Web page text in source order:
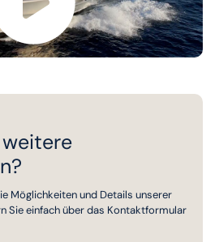
Möglichkeiten und Details unserer
Sie einfach über das Kontaktformular